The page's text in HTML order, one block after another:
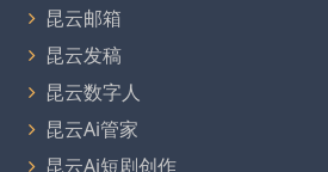
昆云邮箱
昆云发稿
昆云数字人
昆云Ai管家
昆云Ai短剧创作